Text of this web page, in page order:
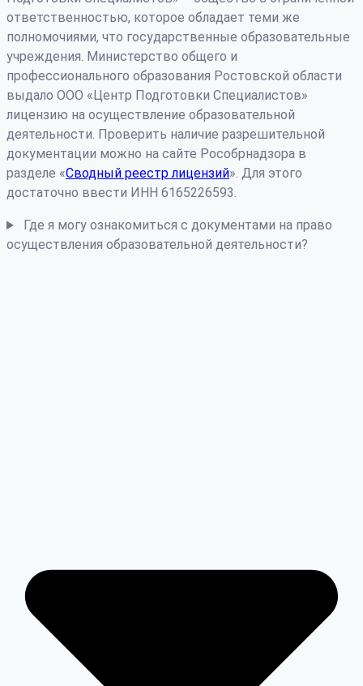
ответственностью, которое обладает теми же
полномочиями, что государственные образовательные
учреждения. Министерство общего и
профессионального образования Ростовской области
выдало ООО «Центр Подготовки Специалистов»
лицензию на осуществление образовательной
деятельности. Проверить наличие разрешительной
документации можно на сайте Рособрнадзора в
разделе «Сводный реестр лицензий». Для этого
достаточно ввести ИНН 6165226593.
Где я могу ознакомиться с документами на право
осуществления образовательной деятельности?